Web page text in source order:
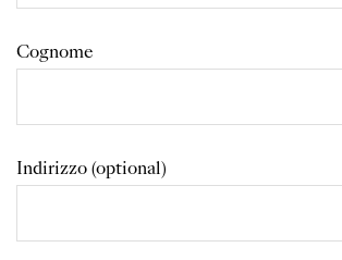
Cognome
Indirizzo (optional)